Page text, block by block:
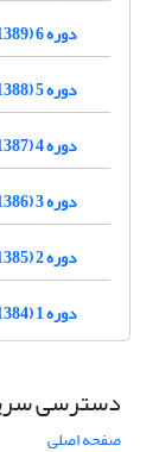
دوره 6 (1389)
دوره 5 (1388)
دوره 4 (1387)
دوره 3 (1386)
دوره 2 (1385)
دوره 1 (1384)
دسترسی
صفحه اصلی